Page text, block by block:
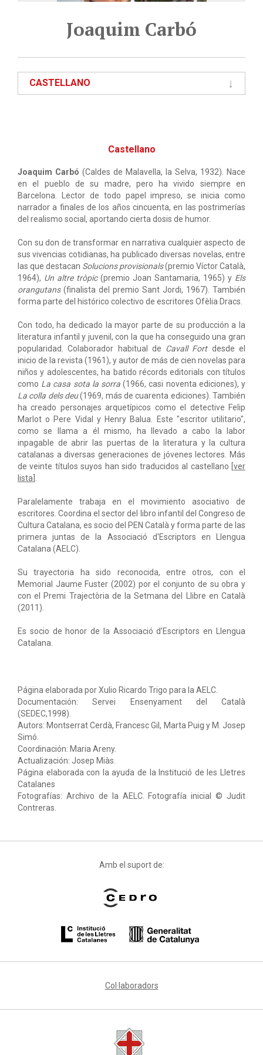
Joaquim Carbó
CASTELLANO
Castellano
Joaquim Carbó (Caldes de Malavella, la Selva, 1932). Nace
en el pueblo de su madre, pero ha vivido siempre en
Barcelona. Lector de todo papel impreso, se inicia como
narrador a finales de los años cincuenta, en las postrimerías
del realismo social, aportando cierta dosis de humor.
Con su don de transformar en narrativa cualquier aspecto de
sus vivencias cotidianas, ha publicado diversas novelas, entre
las que destacan Solucions provisionals(premio Víctor Català,
1964), Un altre tròpic(premio Joan Santamaria, 1965) y Els
orangutans(finalista del premio Sant Jordi, 1967). También
forma parte del histórico colectivo de escritores Ofèlia Dracs.
Con todo, ha dedicado la mayor parte de su producción a la
literatura infantil y juvenil, con la que ha conseguido una gran
popularidad. Colaborador habitual de Cavall Fortdesde el
inicio de la revista (1961), y autor de más de cien novelas para
niños y adolescentes, ha batido récords editorials con títulos
como La casa sota la sorra (1966, casi noventa ediciones), y
La colla dels deu(1969, más de cuarenta ediciones). También
ha creado personajes arquetípicos como el detective Felip
Marlot o Pere Vidal y Henry Balua. Este "escritor utilitario",
como se llama a él mismo, ha llevado a cabo la labor
inpagable de abrir las puertas de la literatura y la cultura
catalanas a diversas generaciones de jóvenes lectores. Más
de veinte títulos suyos han sido traducidos al castellano [ ver
lista
Paralelamente trabaja en el movimiento asociativo de
escritores. Coordina el sector del libro infantil del Congreso de
Cultura Catalana, es socio del PEN Català y forma parte de las
primera juntas de la Associació d'Escriptors en Llengua
Catalana (AELC).
Su trayectoria ha sido reconocida, entre otros, con el
Memorial Jaume Fuster (2002) por el conjunto de su obra y
con el Premi Trajectòria de la Setmana del Llibre en Català
(2011).
Es socio de honor de la Associació d'Escriptors en Llengua
Catalana.
Página elaborada por Xulio Ricardo Trigo para la AELC.
Documentación: Servei Ensenyament del Català
(SEDEC,1998).
Autors: Montserrat Cerdà, Francesc Gil, Marta Puig y M. Josep
Simó.
Coordinación: Maria Areny.
Actualización: Josep Miàs.
Página elaborada con la ayuda de la Institució de les Lletres
Catalanes
Fotografías: Archivo de la AELC. Fotografía inicial © Judit
Contreras.
Amb el suport de:
Col·laboradors